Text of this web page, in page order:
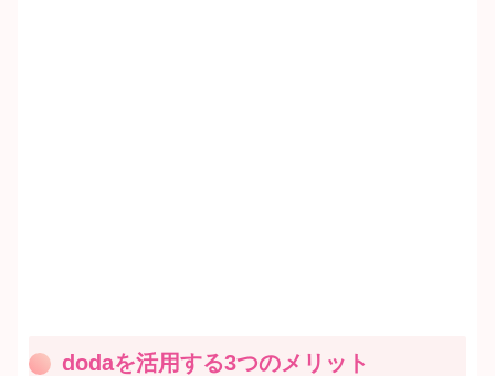
dodaを活用する3つのメリット